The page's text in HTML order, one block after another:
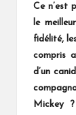
Ce n’est
le
fidélité,
compris
d’un
Mickey